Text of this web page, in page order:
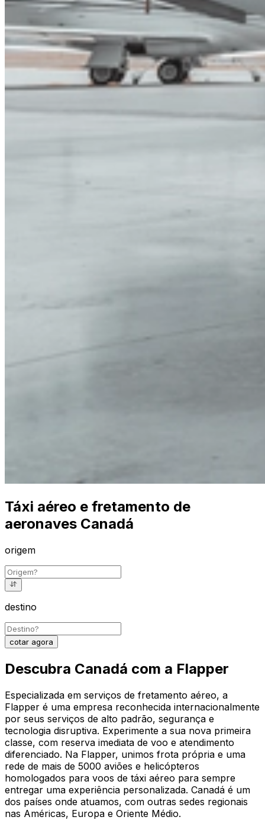
Táxi aéreo e fretamento de
aeronaves Canadá
origem
destino
cotar agora
Descubra Canadá com a Flapper
Especializada em serviços de fretamento aéreo, a
Flapper é uma empresa reconhecida internacionalmente
por seus serviços de alto padrão, segurança e
tecnologia disruptiva. Experimente a sua nova primeira
classe, com reserva imediata de voo e atendimento
diferenciado. Na Flapper, unimos frota própria e uma
rede de mais de 5000 aviões e helicópteros
homologados para voos de táxi aéreo para sempre
entregar uma experiência personalizada. Canadá é um
dos países onde atuamos, com outras sedes regionais
nas Américas, Europa e Oriente Médio.